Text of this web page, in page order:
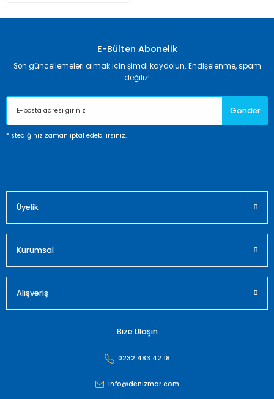
E-Bülten Abonelik
Son güncellemeleri almak için şimdi kaydolun. Endişelenme, spam
değiliz!
Gönder
*istediğiniz zaman iptal edebilirsiniz.
Üyelik
Kurumsal
Alışveriş
Bize Ulaşın
0232 483 42 18
info@denizmar.com